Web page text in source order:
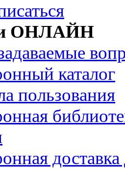
ОНЛАЙН
каталог
пользования